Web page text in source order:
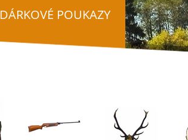
DÁRKOVÉ POUKAZY